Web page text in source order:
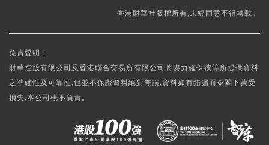
香港財華社版權所有,未經同意不得轉載。
免責聲明：
財華控股有限公司及香港聯合交易所有限公司將盡力確保彼等所提供資料
之準確性及可靠性,但並不保證資料絕對無誤,資料如有錯漏而令閣下蒙受
損失,本公司概不負責。